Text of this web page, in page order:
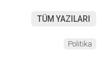
TÜM YAZILARI
Politika